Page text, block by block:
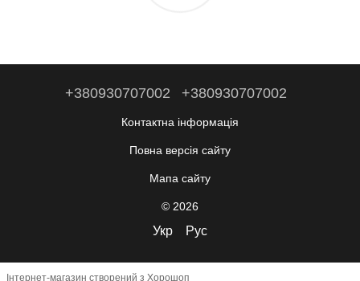
+380930707002 +380930707002
Контактна інформація
Повна версія сайту
Мапа сайту
© 2026
Укр Рус
Інтернет-магазин створений з Хорошоп